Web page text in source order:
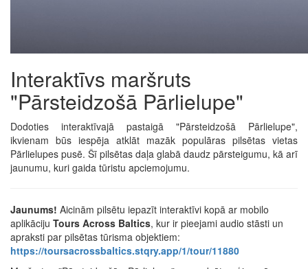
Interaktīvs maršruts
"Pārsteidzošā Pārlielupe"
Dodoties interaktīvajā pastaigā "Pārsteidzošā Pārlielupe",
ikvienam būs iespēja atklāt mazāk populāras pilsētas vietas
Pārlielupes pusē. Šī pilsētas daļa glabā daudz pārsteigumu, kā arī
jaunumu, kuri gaida tūristu apciemojumu.
Jaunums! Aicinām pilsētu iepazīt interaktīvi kopā ar mobilo
aplikāciju Tours Across Baltics, kur ir pieejami audio stāsti un
apraksti par pilsētas tūrisma objektiem:
https://toursacrossbaltics.stqry.app/1/tour/11880